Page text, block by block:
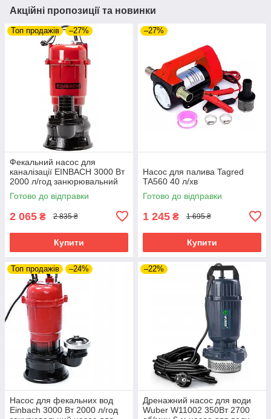
Акційні пропозиції та новинки
Топ продажів –27%
Фекальний насос для
каналізації EINBACH 3000 Вт
2000 л/год занюрювальний
фекальний насос
Готово до відправки
2 065 ₴ 2 835 ₴
Купити
–27%
Насос для палива Tagred
TA560 40 л/хв
Готово до відправки
1 245 ₴ 1 695 ₴
Купити
Топ продажів –24%
Насос для фекальних вод
Einbach 3000 Вт 2000 л/год
–22%
Дренажний насос для води
Wuber W11002 350Вт 2700